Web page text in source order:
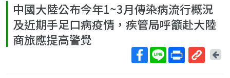
中國大陸公布今年1~3月傳染病流行概況
及近期手足口病疫情，疾管局呼籲赴大陸
商旅應提高警覺
回